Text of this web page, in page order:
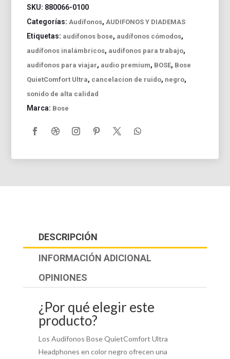
SKU: 880066-0100
Categorías: Audífonos, AUDIFONOS Y DIADEMAS
Etiquetas: audífonos bose, audífonos cómodos,
audífonos inalámbricos, audifonos para trabajo,
audifonos para viajar, audio premium, BOSE, Bose
QuietComfort Ultra, cancelacion de ruido, negro,
sonido de alta calidad
Marca: Bose
DESCRIPCIÓN
INFORMACIÓN ADICIONAL
OPINIONES
¿Por qué elegir este
producto?
Los Audífonos Bose QuietComfort Ultra
Headphones en color negro ofrecen una